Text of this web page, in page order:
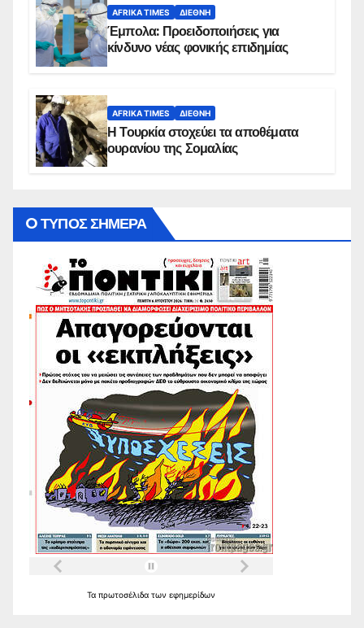
AFRIKA TIMES ΔΙΕΘΝΉ
Έμπολα: Προειδοποιήσεις για
κίνδυνο νέας φονικής επιδημίας
AFRIKA TIMES ΔΙΕΘΝΉ
Η Τουρκία στοχεύει τα αποθέματα
ουρανίου της Σομαλίας
O ΤΥΠΟΣ ΣΗΜΕΡΑ
Τα πρωτοσέλιδα των εφημερίδων